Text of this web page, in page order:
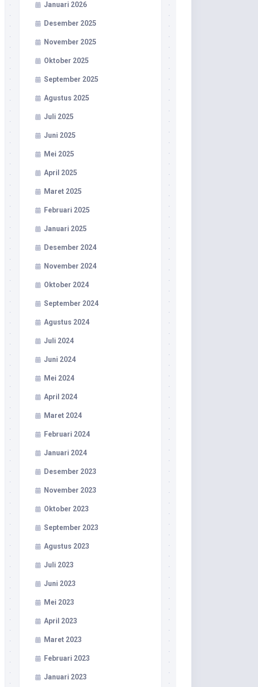
Januari 2026
Desember 2025
November 2025
Oktober 2025
September 2025
Agustus 2025
Juli 2025
Juni 2025
Mei 2025
April 2025
Maret 2025
Februari 2025
Januari 2025
Desember 2024
November 2024
Oktober 2024
September 2024
Agustus 2024
Juli 2024
Juni 2024
Mei 2024
April 2024
Maret 2024
Februari 2024
Januari 2024
Desember 2023
November 2023
Oktober 2023
September 2023
Agustus 2023
Juli 2023
Juni 2023
Mei 2023
April 2023
Maret 2023
Februari 2023
Januari 2023